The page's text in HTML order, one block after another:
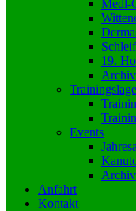
Medl-
19.
Events
Archiv
Anfahrt
Kontakt